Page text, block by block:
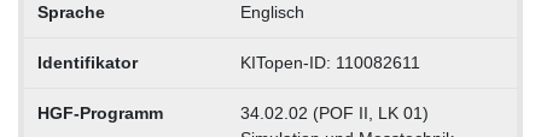
Sprache Englisch
Identifikator KITopen-ID: 110082611
HGF-Programm
34.02.02 (POF II, LK 01)